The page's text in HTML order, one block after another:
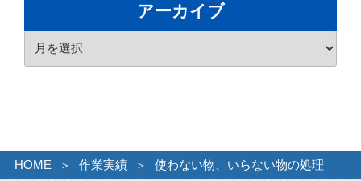
ー
アーカイブ
HOME 作業実績 使わない物、いらない物の処理